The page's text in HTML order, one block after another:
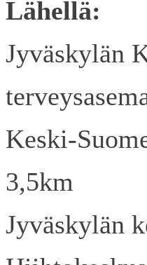
Lähellä:
Jyväskylän
Keski-
3,5km
Jyväskylän